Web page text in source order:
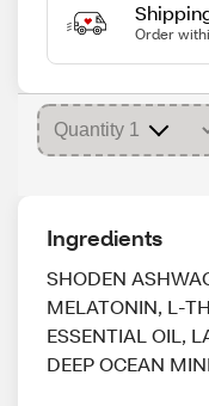
Order
Ingredients
SHODEN
MELATONIN, L-
ESSENTIAL OIL,
DEEP OCEAN